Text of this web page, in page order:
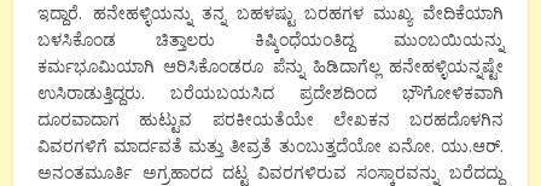
ಇದ್ದಾರೆ. ಹನೇಹಳ್ಳಿಯನ್ನು ತನ್ನ ಬಹಳಷ್ಟು ಬರಹಗಳ ಮುಖ್ಯ ವೇದಿಕೆಯಾಗಿ
ಬಳಸಿಕೊಂಡ ಚಿತ್ತಾಲರು ಕಿಷ್ಕಿಂಧೆಯಂತಿದ್ದ ಮುಂಬಯಿಯನ್ನು
ಕರ್ಮಭೂಮಿಯಾಗಿ ಆರಿಸಿಕೊಂಡರೂ ಪೆನ್ನು ಹಿಡಿದಾಗೆಲ್ಲ ಹನೇಹಳ್ಳಿಯನ್ನಷ್ಟೇ
ಉಸಿರಾಡುತ್ತಿದ್ದರು. ಬರೆಯಬಯಸಿದ ಪ್ರದೇಶದಿಂದ ಭೌಗೋಳಿಕವಾಗಿ
ದೂರವಾದಾಗ ಹುಟ್ಟುವ ಪರಕೀಯತೆಯೇ ಲೇಖಕನ ಬರಹದೊಳಗಿನ
ವಿವರಗಳಿಗೆ ಮಾರ್ದವತೆ ಮತ್ತು ತೀವ್ರತೆ ತುಂಬುತ್ತದೆಯೋ ಏನೋ. ಯು.ಆರ್.
ಅನಂತಮೂರ್ತಿ ಅಗ್ರಹಾರದ ದಟ್ಟ ವಿವರಗಳಿರುವ ಸಂಸ್ಕಾರವನ್ನು ಬರೆದದ್ದು